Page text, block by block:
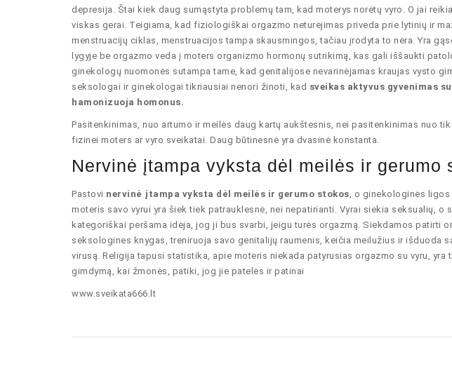
depresija. Štai kiek daug sumąstyta problemų tam, kad moterys norėtų vyro. O jai
viskas gerai. Teigiama, kad fiziologiškai orgazmo neturėjimas priveda prie lytinių ir
menstruacijų ciklas, menstruacijos tampa skausmingos, tačiau įrodyta to nėra. Yra
lygyje be orgazmo veda į moters organizmo hormonų sutrikimą, kas gali iššaukti
ginekologų nuomonės sutampa tame, kad genitalijose nevarinėjamas kraujas vysto
seksologai ir ginekologai tikriausiai nenori žinoti, kad sveikas aktyvus gyvenimas
hamonizuoja homonus.
Pasitenkinimas, nuo artumo ir meilės daug kartų aukštesnis, nei pasitenkinimas nuo
fizinei moters ar vyro sveikatai. Daug būtinesnė yra dvasinė konstanta.
Nervinė įtampa vyksta dėl meilės ir gerumo
Pastovi nervinė įtampa vyksta dėl meilės ir gerumo stokos , o ginekologinės
moteris savo vyrui yra šiek tiek patrauklesnė, nei nepatirianti. Vyrai siekia seksualių,
kategoriškai peršama idėja, jog ji bus svarbi, jeigu turės orgazmą. Siekdamos patirti
seksologines knygas, treniruoja savo genitalijų raumenis, keičia meilužius ir išduoda
virusą. Religija tapusi statistika, apie moteris niekada patyrusias orgazmo su vyru,
gimdymą, kai žmonės, patiki, jog jie patelės ir patinai
www.sveikata666.lt